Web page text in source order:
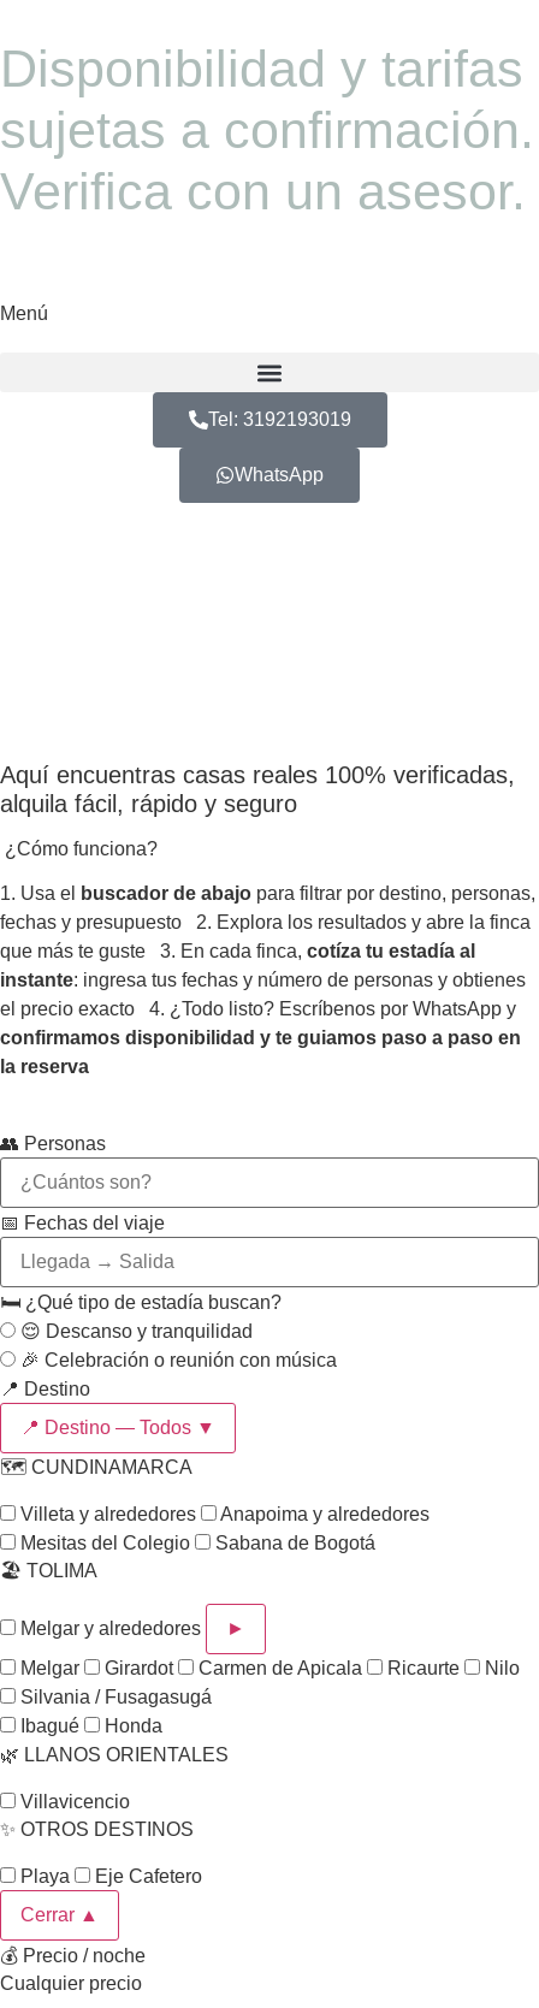
Disponibilidad y tarifas
sujetas a confirmación.
Verifica con un asesor.
Menú
Tel: 3192193019
WhatsApp
Aquí encuentras casas reales 100% verificadas,
alquila fácil, rápido y seguro
¿Cómo funciona?
1. Usa el buscador de abajo para filtrar por destino, personas,
fechas y presupuesto 2. Explora los resultados y abre la finca
que más te guste 3. En cada finca, cotíza tu estadía al
instante: ingresa tus fechas y número de personas y obtienes
el precio exacto 4. ¿Todo listo? Escríbenos por WhatsApp y
confirmamos disponibilidad y te guiamos paso a paso en
la reserva
👥 Personas
📅 Fechas del viaje
🛏️ ¿Qué tipo de estadía buscan?
😌 Descanso y tranquilidad
🎉 Celebración o reunión con música
📍 Destino
📍 Destino — Todos ▼
🗺️ CUNDINAMARCA
Villeta y alrededores
Anapoima y alrededores
Mesitas del Colegio
Sabana de Bogotá
🏖️ TOLIMA
Melgar y alrededores
►
Melgar
Girardot Carmen de Apicala Ricaurte
Nilo
Silvania / Fusagasugá
Ibagué
Honda
🌿 LLANOS ORIENTALES
Villavicencio
✨ OTROS DESTINOS
Playa
Eje Cafetero
Cerrar ▲
💰 Precio / noche
Cualquier precio